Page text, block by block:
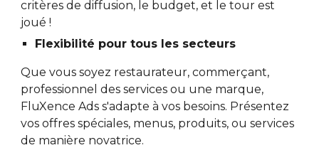
critères de diffusion, le budget, et le tour est
joué !
Flexibilité pour tous les secteurs
Que vous soyez restaurateur, commerçant,
professionnel des services ou une marque,
FluXence Ads s'adapte à vos besoins. Présentez
vos offres spéciales, menus, produits, ou services
de manière novatrice.